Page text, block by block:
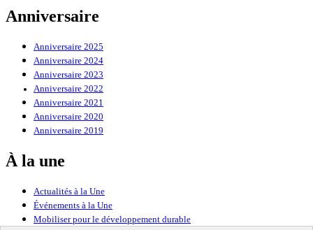
Anniversaire
Anniversaire 2025
Anniversaire 2024
Anniversaire 2023
Anniversaire 2022
Anniversaire 2021
Anniversaire 2020
Anniversaire 2019
À la une
Actualités à la Une
Événements à la Une
Mobiliser pour le développement durable